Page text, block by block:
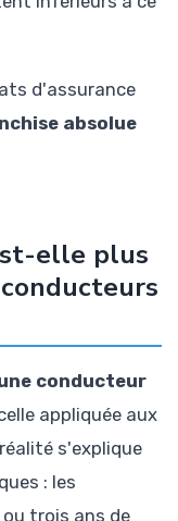
d'assurance
absolue
elle plus
conducteur
appliquée aux
s'explique
: les
trois ans de